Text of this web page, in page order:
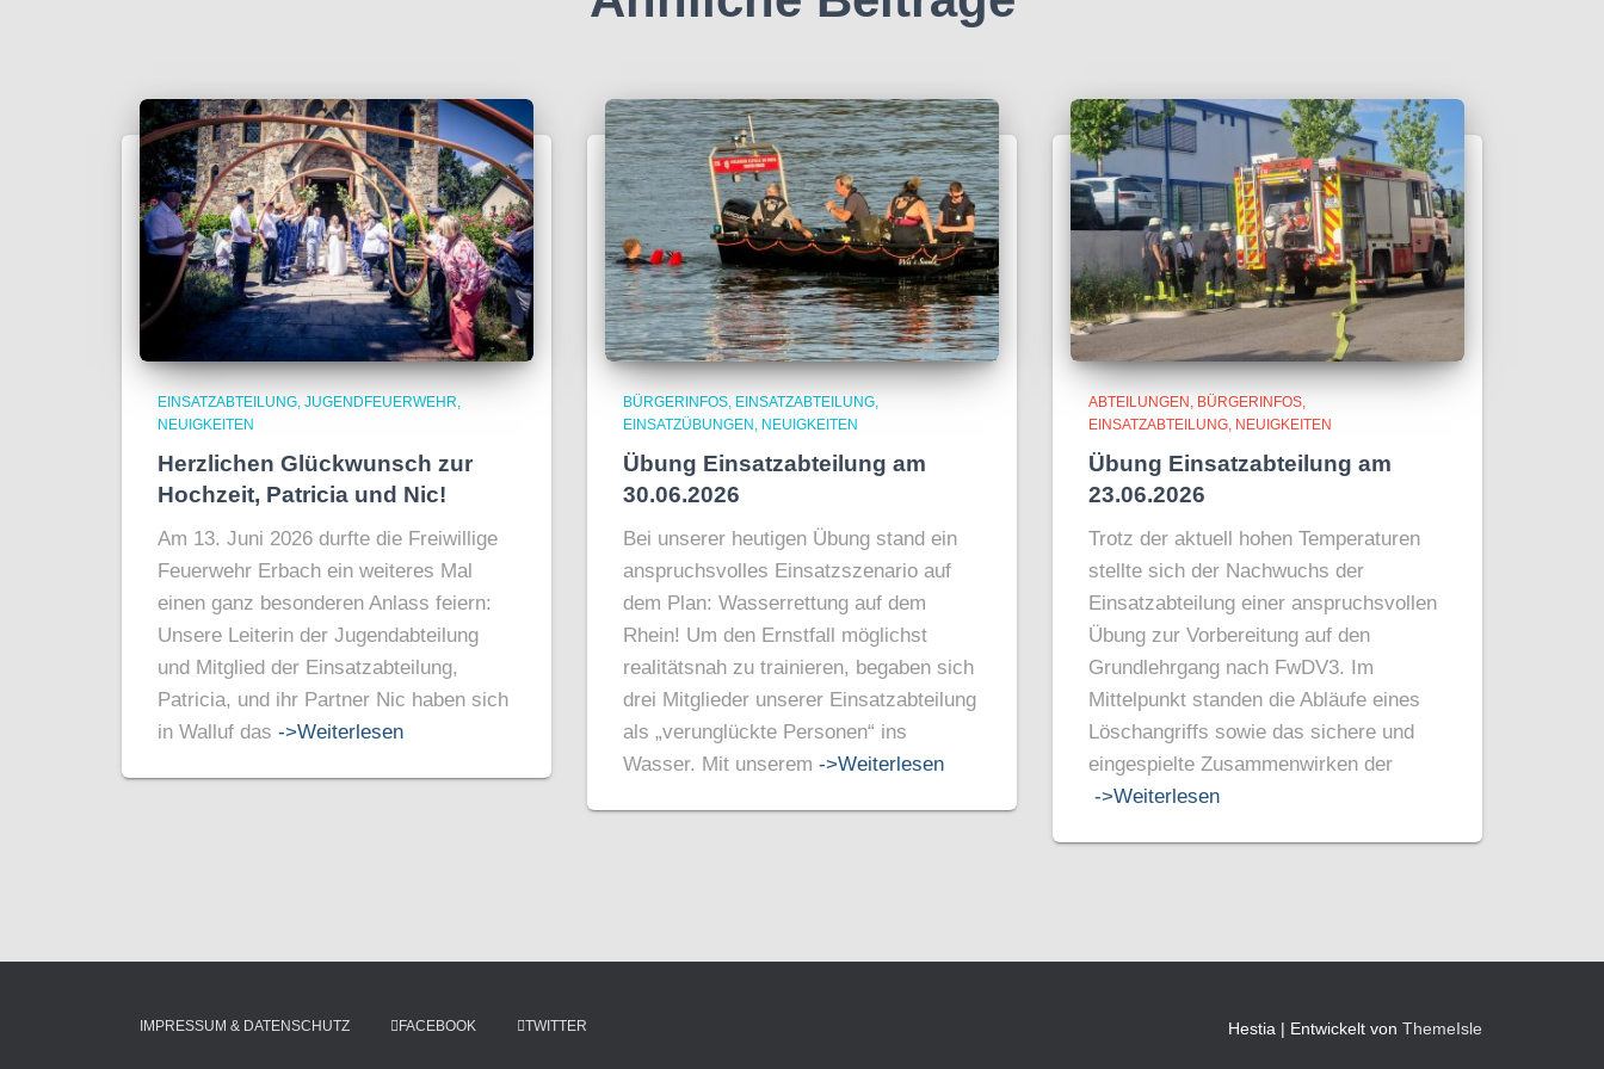
EINSATZABTEILUNG JUGENDFEUERWEHR
NEUIGKEITEN
Herzlichen Glückwunsch zur
Hochzeit, Patricia und Nic!
Am 13. Juni 2026 durfte die Freiwillige
Feuerwehr Erbach ein weiteres Mal
einen ganz besonderen Anlass feiern:
Unsere Leiterin der Jugendabteilung
und Mitglied der Einsatzabteilung,
Patricia, und ihr Partner Nic haben sich
in Walluf das ->Weiterlesen
BÜRGERINFOS EINSATZABTEILUNG
EINSATZÜBUNGEN
NEUIGKEITEN
Übung Einsatzabteilung am
30.06.2026
Bei unserer heutigen Übung stand ein
anspruchsvolles Einsatzszenario auf
dem Plan: Wasserrettung auf dem
Rhein! Um den Ernstfall möglichst
realitätsnah zu trainieren, begaben sich
drei Mitglieder unserer Einsatzabteilung
als „verunglückte Personen“ ins
Wasser. Mit unserem ->Weiterlesen
ABTEILUNGEN
BÜRGERINFOS
EINSATZABTEILUNG NEUIGKEITEN
Übung Einsatzabteilung am
23.06.2026
Trotz der aktuell hohen Temperaturen
stellte sich der Nachwuchs der
Einsatzabteilung einer anspruchsvollen
Übung zur Vorbereitung auf den
Grundlehrgang nach FwDV3. Im
Mittelpunkt standen die Abläufe eines
Löschangriffs sowie das sichere und
eingespielte Zusammenwirken der
->Weiterlesen
IMPRESSUM & DATENSCHUTZ FACEBOOK TWITTER Hestia | Entwickelt von ThemeIsle